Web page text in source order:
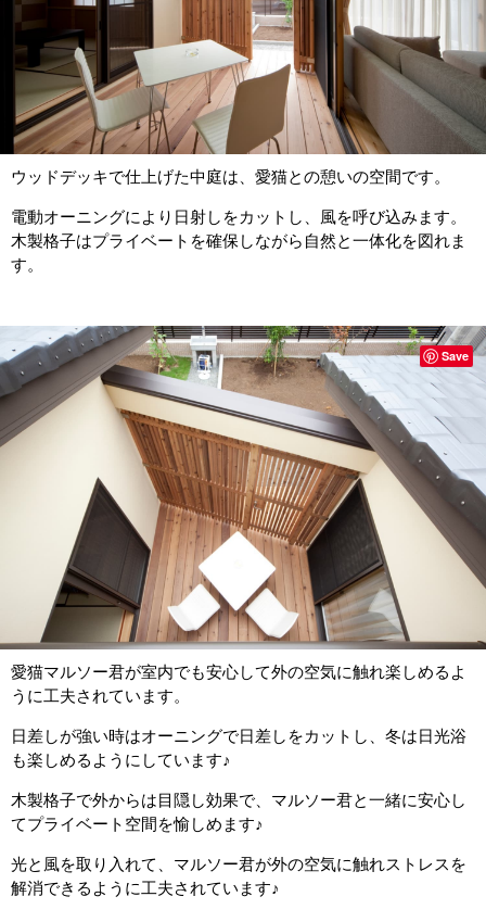
ウッドデッキで仕上げた中庭は、愛猫との憩いの空間です。
電動オーニングにより日射しをカットし、風を呼び込みます。
木製格子はプライベートを確保しながら自然と一体化を図れま
す。
愛猫マルソー君が室内でも安心して外の空気に触れ楽しめるよ
うに工夫されています。
日差しが強い時はオーニングで日差しをカットし、冬は日光浴
も楽しめるようにしています♪
木製格子で外からは目隠し効果で、マルソー君と一緒に安心し
てプライベート空間を愉しめます♪
光と風を取り入れて、マルソー君が外の空気に触れストレスを
解消できるように工夫されています♪
Save